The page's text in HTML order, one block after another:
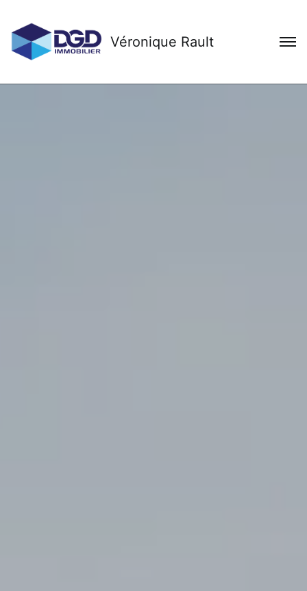
Véronique Rault